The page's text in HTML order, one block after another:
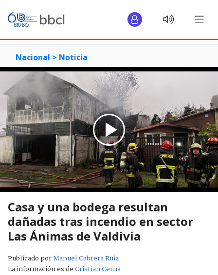
Nacional > Noticia
Casa y una bodega resultan
dañadas tras incendio en sector
Las Ánimas de Valdivia
Publicado porManuel Cabrera Ruiz
La información es deCristian Cerna